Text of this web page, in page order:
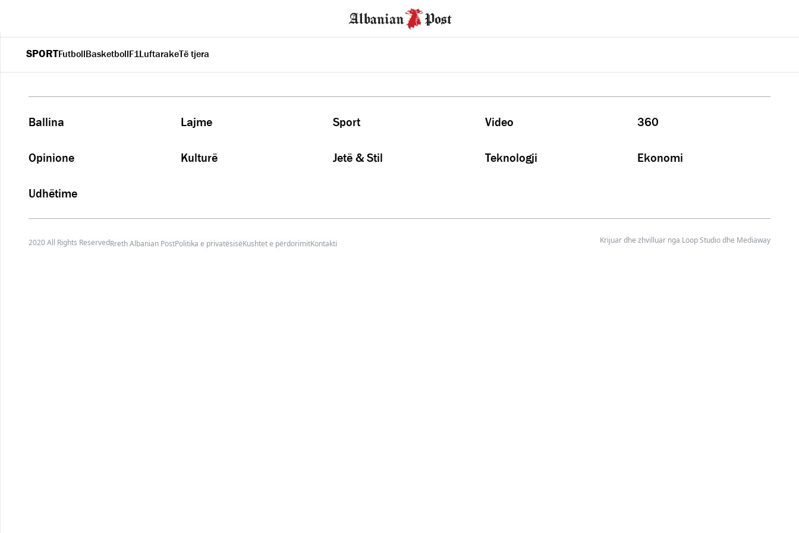
SPORTFutbollBasketbollF1LuftarakeTë tjera
Ballina Lajme Sport Video 360
Opinione Kulturë Jetë & Stil Teknologji Ekonomi
Udhëtime
2020 All Rights ReservedRreth Albanian PostPolitika e privatësisëKushtet e përdorimitKontakti Krijuar dhe zhvilluar nga Loop Studiodhe Mediaway